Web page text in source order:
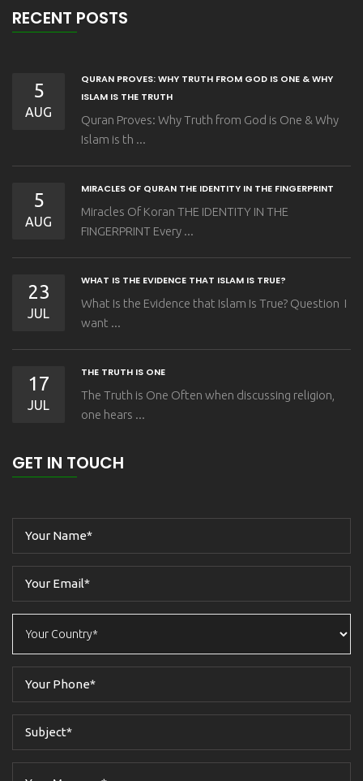
RECENT POSTS
5
AUG
QURAN PROVES: WHY TRUTH FROM GOD IS ONE & WHY
ISLAM IS THE TRUTH
Quran Proves: Why Truth from God is One & Why
Islam is th ...
5
AUG
MIRACLES OF QURAN THE IDENTITY IN THE FINGERPRINT
Miracles Of Koran THE IDENTITY IN THE
FINGERPRINT Every ...
23
JUL
WHAT IS THE EVIDENCE THAT ISLAM IS TRUE?
What Is the Evidence that Islam Is True? Question I
want ...
17
JUL
THE TRUTH IS ONE
The Truth is One Often when discussing religion,
one hears ...
GET IN TOUCH